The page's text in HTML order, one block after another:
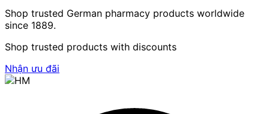
Shop trusted German pharmacy products worldwide
since 1889.
Shop trusted products with discounts
Nhận ưu đãi